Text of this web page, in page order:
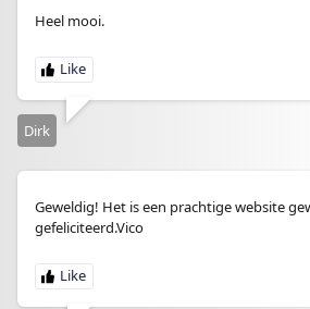
Heel mooi.
Dirk
Geweldig! Het is een prachtige website
gefeliciteerd.Vico